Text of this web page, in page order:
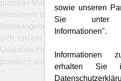
günstige Mallorca Pauschalreisen
Reisepreis buchbar. Im Online-
Reiseangebote interessant. Der
sich, um ein passendes Angebot
Urlaubsbuchung für eine der
praktisch auszuführen.
sowie unseren
Sie unter
Informationen".
Informationen
erhalten Sie